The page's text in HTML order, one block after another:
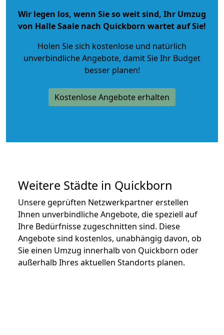
Wir legen los, wenn Sie so weit sind, Ihr Umzug
von Halle Saale nach Quickborn wartet auf Sie!
Holen Sie sich kostenlose und natürlich
unverbindliche Angebote, damit Sie Ihr Budget
besser planen!
Kostenlose Angebote erhalten
Weitere Städte in Quickborn
Unsere geprüften Netzwerkpartner erstellen
Ihnen unverbindliche Angebote, die speziell auf
Ihre Bedürfnisse zugeschnitten sind. Diese
Angebote sind kostenlos, unabhängig davon, ob
Sie einen Umzug innerhalb von Quickborn oder
außerhalb Ihres aktuellen Standorts planen.